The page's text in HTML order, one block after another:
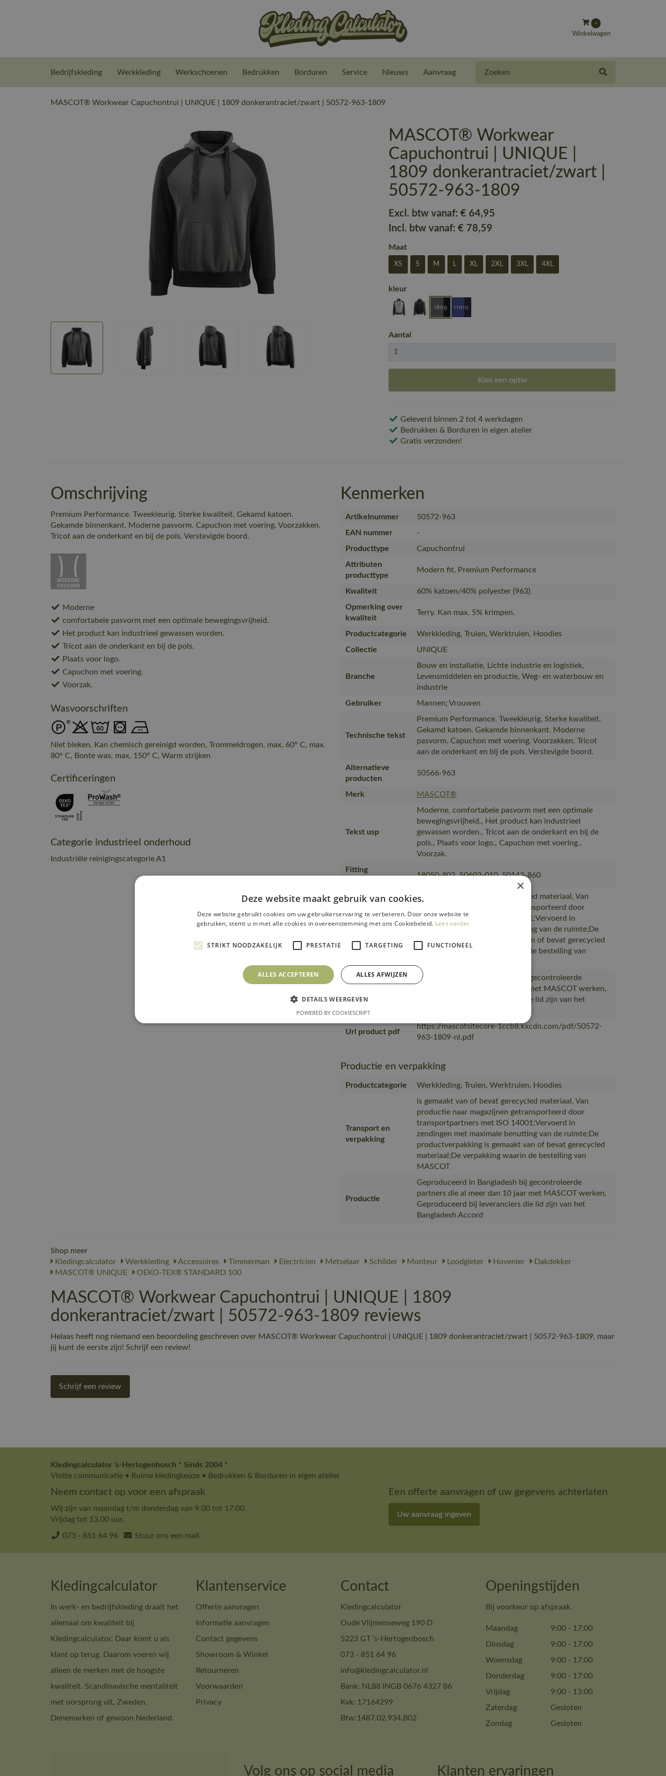
-
Winkelwagen
Bedrijfskleding Werkkleding Werkschoenen Bedrukken Borduren Service Nieuws Aanvraag
MASCOT® Workwear Capuchontrui | UNIQUE | 1809 donkerantraciet/zwart | 50572-963-1809
MASCOT® Workwear
Capuchontrui | UNIQUE |
1809 donkerantraciet/zwart |
50572-963-1809
Excl. btw vanaf:€ 64,95
Incl. btw vanaf:€ 78,59
Maat
XS S M L XL 2XL 3XL 4XL
kleur
Aantal
Kies een optie
Geleverd binnen 2 tot 4 werkdagen
Bedrukken & Borduren in eigen atelier
Gratis verzonden!
Omschrijving
Premium Performance. Tweekleurig. Sterke kwaliteit. Gekamd katoen.
Gekamde binnenkant. Moderne pasvorm. Capuchon met voering. Voorzakken.
Tricot aan de onderkant en bij de pols. Verstevigde boord.
Moderne
comfortabele pasvorm met een optimale bewegingsvrijheid.
Het product kan industrieel gewassen worden.
Tricot aan de onderkant en bij de pols.
Plaats voor logo.
Capuchon met voering.
Voorzak.
Wasvoorschriften
Niet bleken, Kan chemisch gereinigd worden, Trommeldrogen, max. 60° C, max.
80° C, Bonte was, max. 150° C, Warm strijken
Certificeringen
Categorie industrieel onderhoud
Industriële reinigingscategorie A1
Kenmerken
Artikelnummer
50572-963
EAN nummer
-
Producttype
Capuchontrui
Attributen
producttype
Modern fit, Premium Performance
Kwaliteit
60% katoen/40% polyester (963)
Opmerking over
kwaliteit
Terry. Kan max. 5% krimpen.
Productcategorie
Werkkleding, Truien, Werktruien, Hoodies
Collectie
UNIQUE
Branche
Bouw en installatie, Lichte industrie en logistiek,
Levensmiddelen en productie, Weg- en waterbouw en
industrie
Gebruiker
Mannen; Vrouwen
Technische tekst
Premium Performance. Tweekleurig. Sterke kwaliteit.
Gekamd katoen. Gekamde binnenkant. Moderne
pasvorm. Capuchon met voering. Voorzakken. Tricot
aan de onderkant en bij de pols. Verstevigde boord.
Alternatieve
producten
50566-963
Merk MASCOT®
Tekst usp
Moderne, comfortabele pasvorm met een optimale
bewegingsvrijheid., Het product kan industrieel
gewassen worden., Tricot aan de onderkant en bij de
pols., Plaats voor logo., Capuchon met voering.,
Voorzak.
Fitting
18050-802, 50602-010, 50143-860
Transport en
is gemaakt van of bevat gerecycled materiaal, Van
productie naar magazijnen getransporteerd door
transportpartners met ISO 14001;Vervoerd in
zendingen met maximale benutting van de ruimte;De
productverpakking is gemaakt van of bevat gerecycled
materiaal;De verpakking waarin de bestelling van
Geproduceerd in Bangladesh bij gecontroleerde
partners die al meer dan 10 jaar met MASCOT werken,
Geproduceerd bij leveranciers die lid zijn van het
Url product pdf
https://mascotsitecore-1ccb8.kxcdn.com/pdf/50572-
963-1809-nl.pdf
Productie en verpakking
Productcategorie Werkkleding, Truien, Werktruien, Hoodies
Transport en
verpakking
is gemaakt van of bevat gerecycled materiaal, Van
productie naar magazijnen getransporteerd door
transportpartners met ISO 14001;Vervoerd in
zendingen met maximale benutting van de ruimte;De
productverpakking is gemaakt van of bevat gerecycled
materiaal;De verpakking waarin de bestelling van
MASCOT
Productie
Geproduceerd in Bangladesh bij gecontroleerde
partners die al meer dan 10 jaar met MASCOT werken,
Geproduceerd bij leveranciers die lid zijn van het
Bangladesh Accord
Shop meer
Kledingcalculator
Werkkleding Accessoires Timmerman Electricien Metselaar Schilder Monteur Loodgieter Hovenier
Dakdekker
MASCOT® UNIQUE
OEKO-TEX® STANDARD 100
MASCOT® Workwear Capuchontrui | UNIQUE | 1809
donkerantraciet/zwart | 50572-963-1809 reviews
Helaas heeft nog niemand een beoordeling geschreven over MASCOT® Workwear Capuchontrui | UNIQUE | 1809 donkerantraciet/zwart | 50572-963-1809, maar
jij kunt de eerste zijn! Schrijf een review!
Schrijf een review
Kledingcalculator 's-Hertogenbosch * Sinds 2004 *
Vlotte communicatie • Ruime kledingkeuze • Bedrukken & Borduren in eigen atelier
Neem contact op voor een afspraak
Wij zijn van maandag t/m donderdag van 9.00 tot 17.00.
Vrijdag tot 13.00 uur.
073 - 851 64 96 Stuur ons een mail
Een offerte aanvragen of uw gegevens achterlaten
Uw aanvraag ingeven
Kledingcalculator
In werk- en bedrijfskleding draait het
allemaal om kwaliteit bij
Kledingcalculator. Daar komt u als
klant op terug. Daarom voeren wij
alleen de merken met de hoogste
kwaliteit. Scandinavische mentaliteit
met oorsprong uit, Zweden,
Denemarken of gewoon Nederland.
Klantenservice
Offerte aanvragen
Informatie aanvragen
Contact gegevens
Showroom & Winkel
Retourneren
Voorwaarden
Privacy
Contact
Kledingcalculator
Oude Vlijmenseweg 190 D
5223 GT ‘s-Hertogenbosch
073 - 851 64 96
info@kledingcalculator.nl
Bank: NL88 INGB 0676 4327 86
Kvk: 17164299
Btw:1487.02.934.B02
Openingstijden
Bij voorkeur op afspraak.
Maandag 9:00 - 17:00
Dinsdag
9:00 - 17:00
Woensdag
9:00 - 17:00
Donderdag
9:00 - 17:00
Vrijdag
9:00 - 13:00
Zaterdag
Gesloten
Zondag
Gesloten
Volg ons op social media Klanten ervaringen
×
Deze website maakt gebruik van cookies.
Deze website gebruikt cookies om uw gebruikerservaring te verbeteren. Door onze website te
gebruiken, stemt u in met alle cookies in overeenstemming met ons Cookiebeleid. Lees verder
STRIKT NOODZAKELIJK PRESTATIE TARGETING FUNCTIONEEL
ALLES ACCEPTEREN ALLES AFWIJZEN
DETAILS WEERGEVEN
POWERED BY COOKIESCRIPT